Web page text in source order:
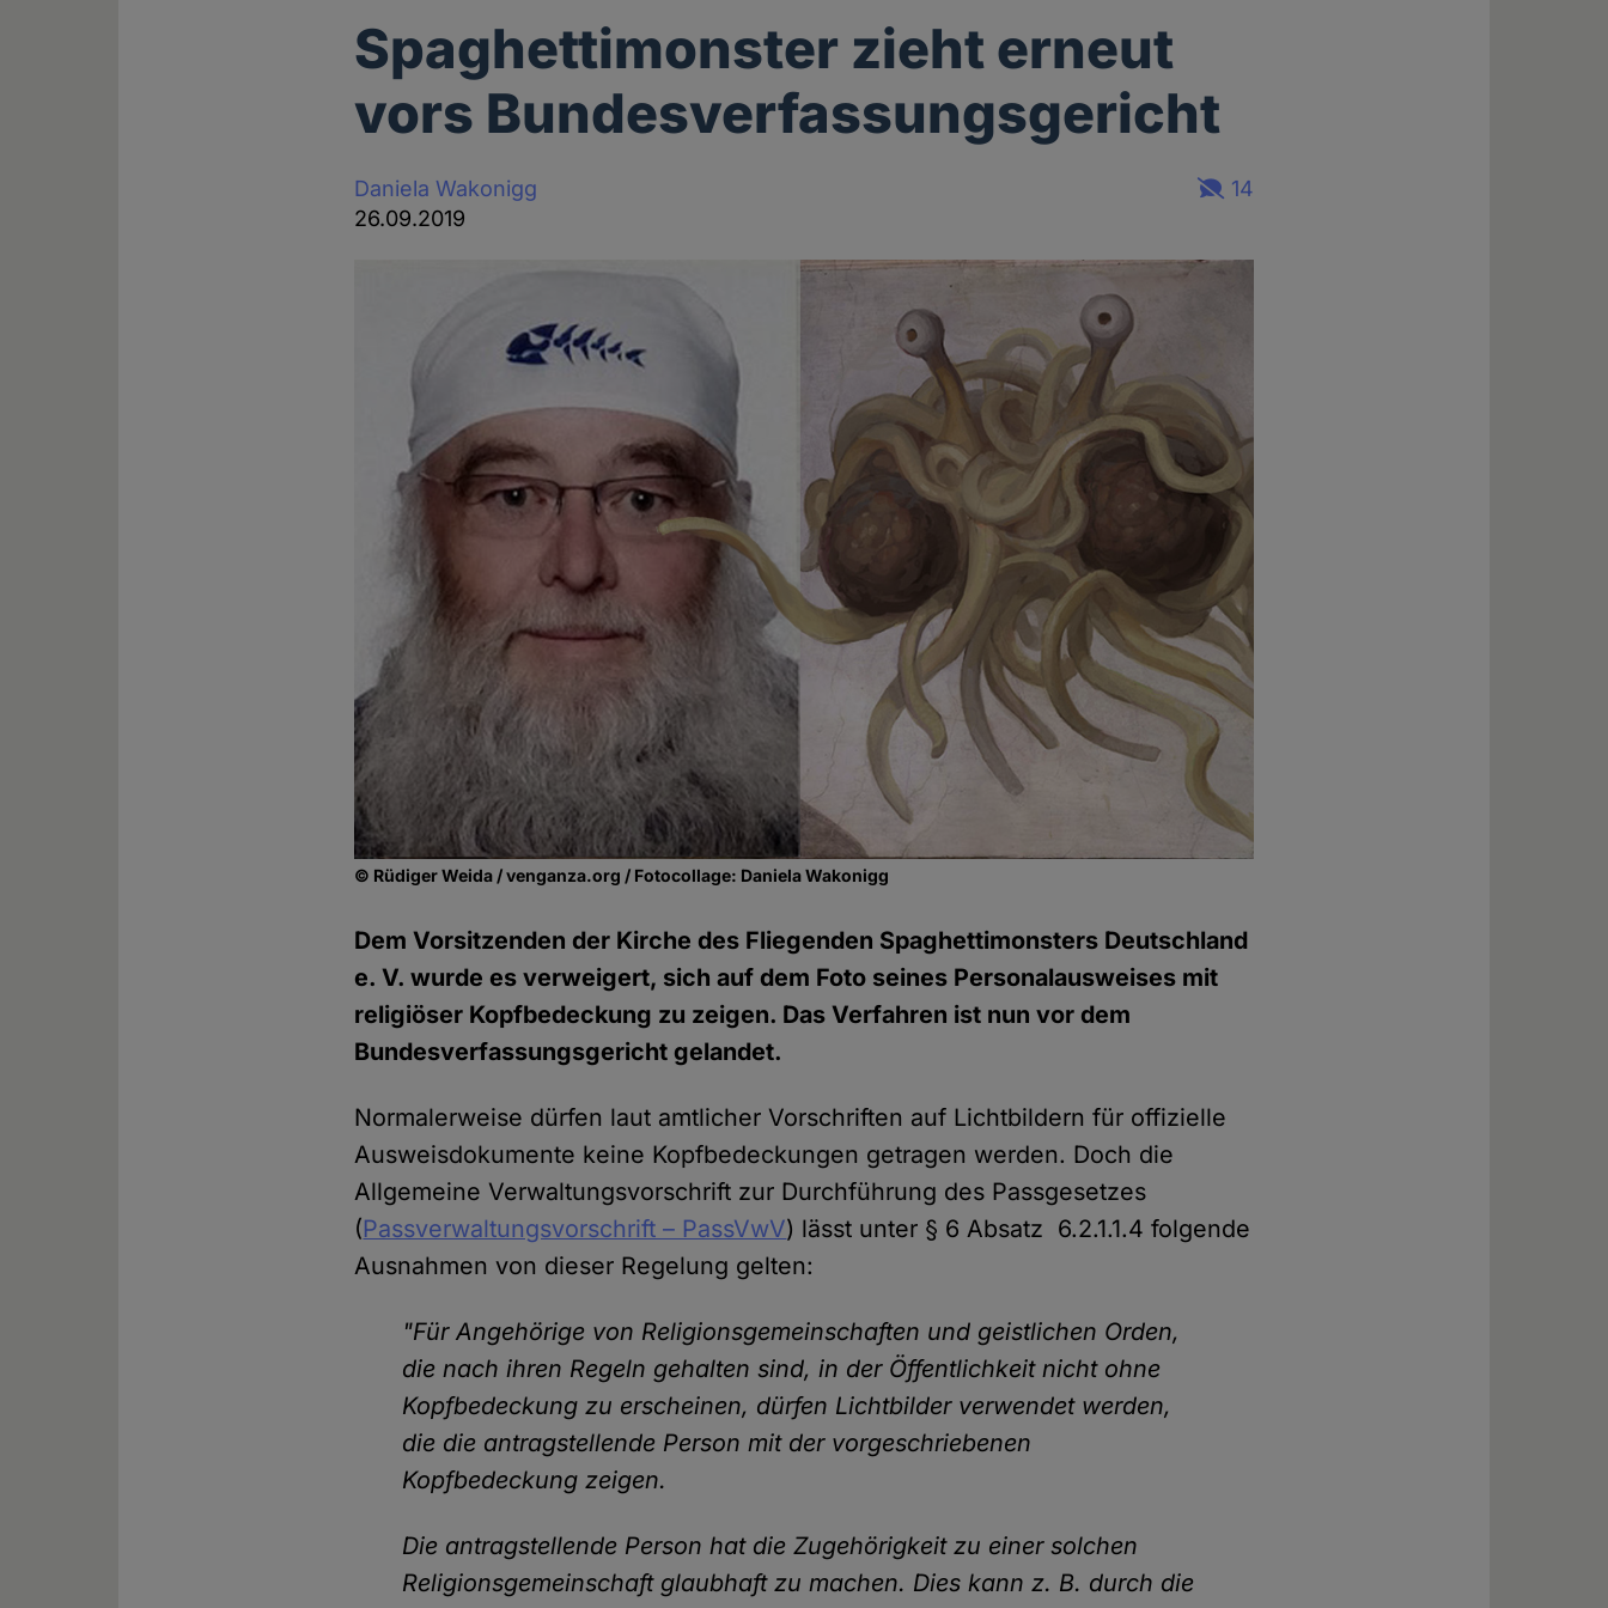
Spaghettimonster zieht erneut
vors Bundesverfassungsgericht
Daniela Wakonigg
26.09.2019
14
© Rüdiger Weida / venganza.org / Fotocollage: Daniela Wakonigg
Dem Vorsitzenden der Kirche des Fliegenden Spaghettimonsters Deutschland
e. V. wurde es verweigert, sich auf dem Foto seines Personalausweises mit
religiöser Kopfbedeckung zu zeigen. Das Verfahren ist nun vor dem
Bundesverfassungsgericht gelandet.
Normalerweise dürfen laut amtlicher Vorschriften auf Lichtbildern für offizielle
Ausweisdokumente keine Kopfbedeckungen getragen werden. Doch die
Allgemeine Verwaltungsvorschrift zur Durchführung des Passgesetzes
(Passverwaltungsvorschrift – PassVwV) lässt unter § 6 Absatz 6.2.1.1.4 folgende
Ausnahmen von dieser Regelung gelten:
"Für Angehörige von Religionsgemeinschaften und geistlichen Orden,
die nach ihren Regeln gehalten sind, in der Öffentlichkeit nicht ohne
Kopfbedeckung zu erscheinen, dürfen Lichtbilder verwendet werden,
die die antragstellende Person mit der vorgeschriebenen
Kopfbedeckung zeigen.
Die antragstellende Person hat die Zugehörigkeit zu einer solchen
Religionsgemeinschaft glaubhaft zu machen. Dies kann z. B. durch die